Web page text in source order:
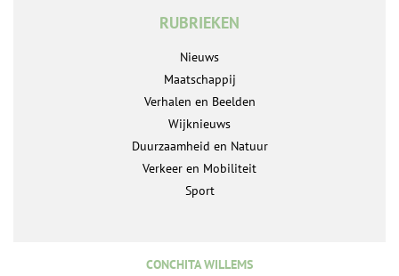
RUBRIEKEN
Nieuws
Maatschappij
Verhalen en Beelden
Wijknieuws
Duurzaamheid en Natuur
Verkeer en Mobiliteit
Sport
CONCHITA WILLEMS